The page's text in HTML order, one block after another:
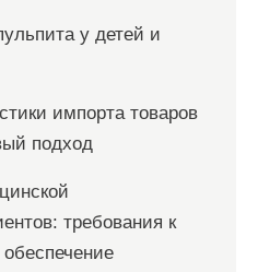
у детей и
импорта товаров
подход
требования к
обеспечение